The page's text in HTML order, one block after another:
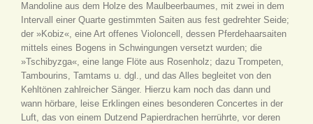
Mandoline aus dem Holze des Maulbeerbaumes, mit zwei in dem
Intervall einer Quarte gestimmten Saiten aus fest gedrehter Seide;
der »Kobiz«, eine Art offenes Violoncell, dessen Pferdehaarsaiten
mittels eines Bogens in Schwingungen versetzt wurden; die
»Tschibyzga«, eine lange Flöte aus Rosenholz; dazu Trompeten,
Tambourins, Tamtams u. dgl., und das Alles begleitet von den
Kehltönen zahlreicher Sänger. Hierzu kam noch das dann und
wann hörbare, leise Erklingen eines besonderen Concertes in der
Luft, das von einem Dutzend Papierdrachen herrührte, vor deren